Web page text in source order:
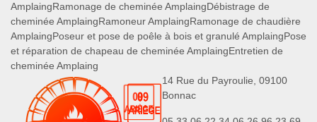
AmplaingRamonage de cheminée AmplaingDébistrage de
cheminée AmplaingRamoneur AmplaingRamonage de chaudière
AmplaingPoseur et pose de poêle à bois et granulé AmplaingPose
et réparation de chapeau de cheminée AmplaingEntretien de
cheminée Amplaing
14 Rue du Payroulie, 09100
Bonnac